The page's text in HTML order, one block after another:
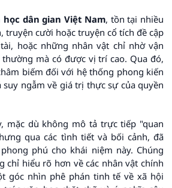
học dân gian Việt Nam, tồn tại nhiều
truyện cười hoặc truyện cổ tích đề cập
hoặc những nhân vật chỉ nhờ vận
mà có được vị trí cao. Qua đó,
biếm đối với hệ thống phong kiến
suy ngẫm về giá trị thực sự của quyền
mặc dù không mô tả trực tiếp "quan
qua các tình tiết và bối cảnh, đã
phú cho khái niệm này. Chúng
chỉ hiểu rõ hơn về các nhân vật chính
góc nhìn phê phán tinh tế về xã hội